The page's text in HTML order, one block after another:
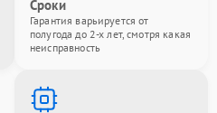
Сроки
Гарантия варьируется от
полугода до 2-х лет, смотря какая
неисправность